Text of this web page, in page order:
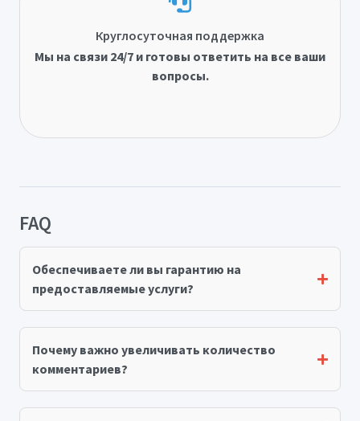
Круглосуточная поддержка
Мы на связи 24/7 и готовы ответить на все ваши
вопросы.
FAQ
Обеспечиваете ли вы гарантию на
предоставляемые услуги?
Почему важно увеличивать количество
комментариев?